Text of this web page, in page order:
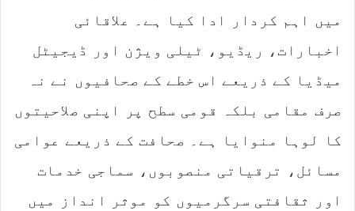
میں اہم کردار ادا کیا ہے۔ علاقائی
اخبارات، ریڈیو، ٹیلی ویژن اور ڈیجیٹل
میڈیا کے ذریعے اس خطے کے صحافیوں نے نہ
صرف مقامی بلکہ قومی سطح پر اپنی صلاحیتوں
کا لوہا منوایا ہے۔ صحافت کے ذریعے عوامی
مسائل، ترقیاتی منصوبوں، سماجی خدمات
اور ثقافتی سرگرمیوں کو موثر انداز میں